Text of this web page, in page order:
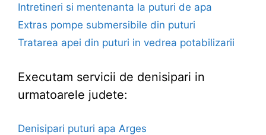
Intretineri si mentenanta la puturi de apa
Extras pompe submersibile din puturi
Tratarea apei din puturi in vedrea potabilizarii
Executam servicii de denisipari in
urmatoarele judete:
Denisipari puturi apa Arges